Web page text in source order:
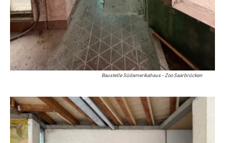
Baustelle Südamerikahaus - Zoo Saarbrücken